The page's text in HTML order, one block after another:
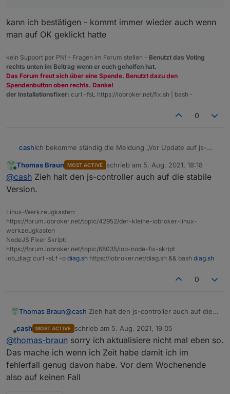
kann ich bestätigen - kommt immer wieder auch wenn
man auf OK geklickt hatte
kein Support per PN! - Fragen im Forum stellen - Benutzt das Voting
rechts unten im Beitrag wenn er euch geholfen hat.
Das Forum freut sich über eine Spende. Benutzt dazu den
Spendenbutton oben rechts. Danke!
der Installationsfixer: curl -fsL https://iobroker.net/fix.sh | bash -
0
cashIch bekomme ständig die Meldung „Vor Update auf js-
im Admin von log auf Instanzen klicke oder auf Info.
Jedesmal…
Wie werde ich die Meldung los? Ich habe nicht ein
Update außer den js- offen. Im Info-Adapter habe ich
Online
Thomas Braun MOST ACTIVE schrieb am 5. Aug. 2021, 18:18
zuletzt editiert von
@cash Zieh halt den js-controller auch auf die stabile
Version.
Linux-Werkzeugkasten:
https://forum.iobroker.net/topic/42952/der-kleine-iobroker-linux-
werkzeugkasten
NodeJS Fixer Skript:
https://forum.iobroker.net/topic/68035/iob-node-fix-skript
iob_diag: curl -sLf -o diag.sh https://iobroker.net/diag.sh && bash diag.sh
0
Thomas Braun@cash Zieh halt den js-controller auch auf die
Offline
cash MOST ACTIVE schrieb am 5. Aug. 2021, 19:05
zuletzt editiert von
@thomas-braun sorry ich aktualisiere nicht mal eben so.
Das mache ich wenn ich Zeit habe damit ich im
fehlerfall genug davon habe. Vor dem Wochenende
also auf keinen Fall